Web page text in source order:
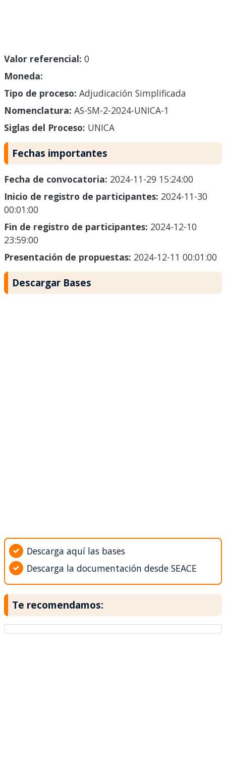
Valor referencial: 0
Moneda:
Tipo de proceso: Adjudicación Simplificada
Nomenclatura: AS-SM-2-2024-UNICA-1
Siglas del Proceso: UNICA
Fechas importantes
Fecha de convocatoria: 2024-11-29 15:24:00
Inicio de registro de participantes: 2024-11-30
00:01:00
Fin de registro de participantes: 2024-12-10
23:59:00
Presentación de propuestas: 2024-12-11 00:01:00
Descargar Bases
Descarga aquí las bases
Descarga la documentación desde SEACE
Te recomendamos: